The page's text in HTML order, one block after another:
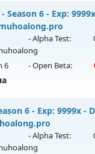
Webzen
- Mu Dễ Chơi, Dễ Cày
- Mở máy chủ
Season 6 - Exp:
- Alpha Test:
6 - Open Beta:
🌐 Website: https://
- Mở máy chủ
muhoalongvào 08h
6 - Exp: 9999x -
- Alpha Test: